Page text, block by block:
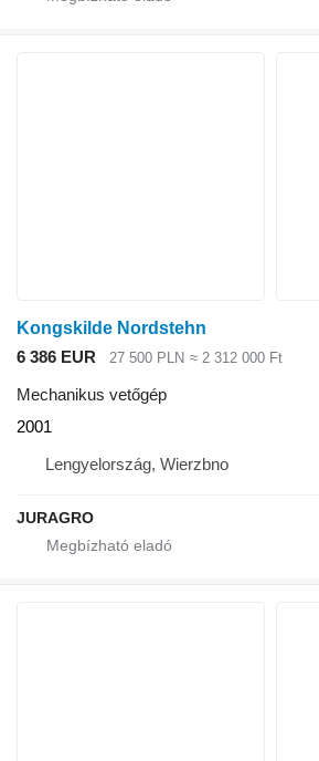
Kongskilde Nordstehn
6 386 EUR
27 500 PLN ≈ 2 312 000 Ft
Mechanikus vetőgép
2001
Lengyelország, Wierzbno
JURAGRO